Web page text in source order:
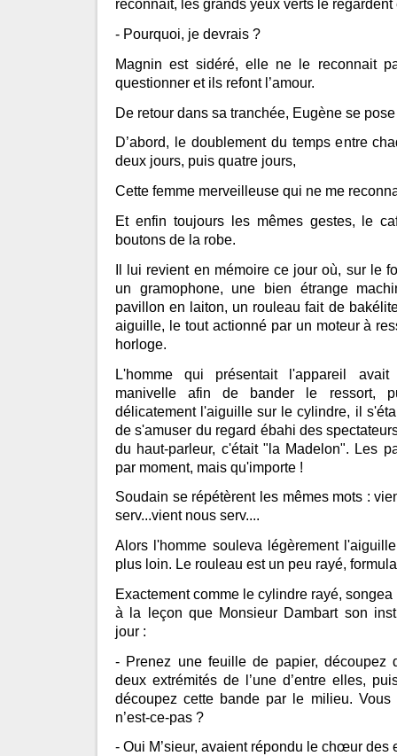
reconnaît, les grands yeux verts le regardent
- Pourquoi, je devrais ?
Magnin est sidéré, elle ne le reconnait
questionner et ils refont l’amour.
De retour dans sa tranchée, Eugène se
D’abord, le doublement du temps entre
deux jours, puis quatre jours,
Cette femme merveilleuse qui ne me
Et enfin toujours les mêmes gestes, le
boutons de la robe.
Il lui revient en mémoire ce jour où, sur le
un gramophone, une bien étrange
pavillon en laiton, un rouleau fait de
aiguille, le tout actionné par un moteur à
horloge.
L'homme qui présentait l'appareil
manivelle afin de bander le ressort,
délicatement l'aiguille sur le cylindre, il
de s'amuser du regard ébahi des
du haut-parleur, c'était "la Madelon". Les
par moment, mais qu'importe !
Soudain se répétèrent les mêmes mots :
serv...vient nous serv....
Alors l'homme souleva légèrement
plus loin. Le rouleau est un peu rayé,
Exactement comme le cylindre rayé,
à la leçon que Monsieur Dambart son
jour :
- Prenez une feuille de papier, découpez
deux extrémités de l’une d’entre elles,
découpez cette bande par le milieu. Vous
n’est-ce-pas ?
- Oui M’sieur, avaient répondu le chœur des